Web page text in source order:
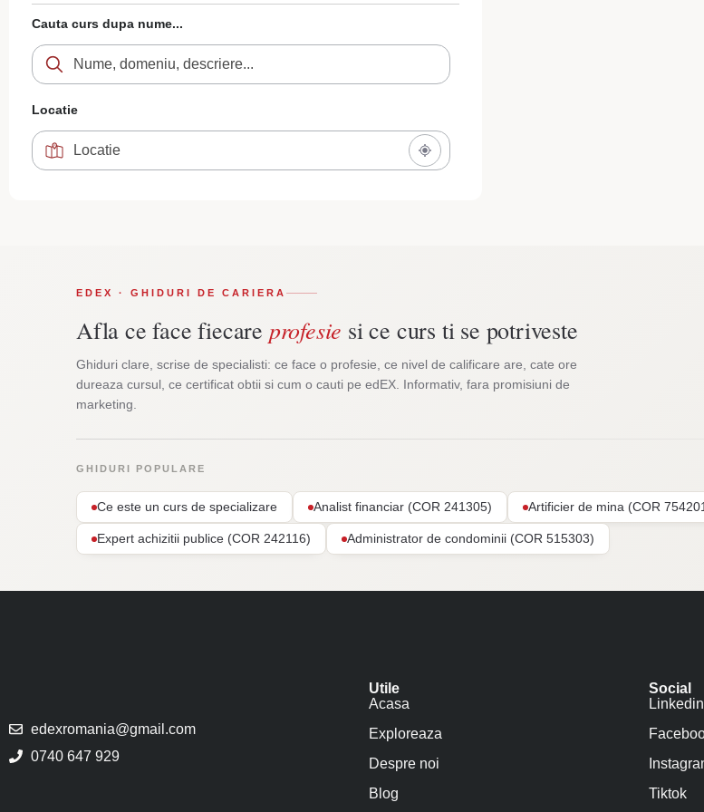
Cauta curs dupa nume...
Locatie
EDEX · GHIDURI DE CARIERA
Afla ce face fiecare profesie si ce curs ti se potriveste
Ghiduri clare, scrise de specialisti: ce face o profesie, ce nivel de calificare are, cate ore
dureaza cursul, ce certificat obtii si cum o cauti pe edEX. Informativ, fara promisiuni de
marketing.
GHIDURI POPULARE
Ce este un curs de specializare Analist financiar (COR 241305) Artificier de mina (COR
Expert achizitii publice (COR 242116) Administrator de condominii (COR 515303)
edexromania@gmail.com
0740 647 929
Utile
Acasa
Exploreaza
Despre noi
Blog
Social
Linkedin
Tiktok